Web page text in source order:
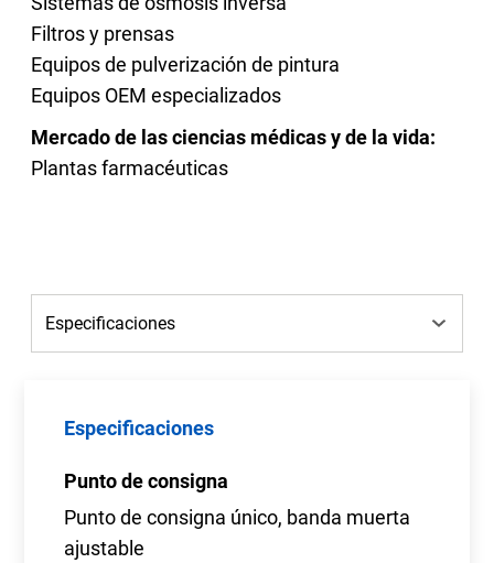
Filtros y prensas
Equipos de pulverización de pintura
Equipos OEM especializados
Mercado de las ciencias médicas y de la vida:
Plantas farmacéuticas
Especificaciones
Punto de consigna
Punto de consigna único, banda muerta
ajustable